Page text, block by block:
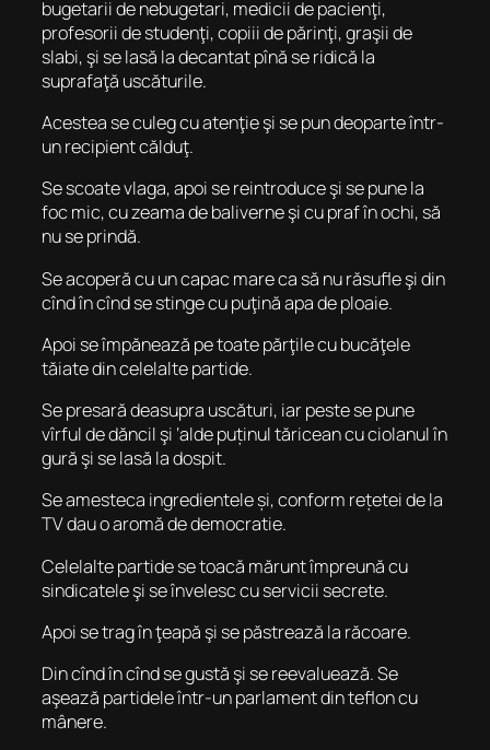
bugetarii de nebugetari, medicii de pacienţi,
profesorii de studenţi, copiii de părinţi, graşii de
slabi, şi se lasă la decantat pînă se ridică la
suprafaţă uscăturile.
Acestea se culeg cu atenţie şi se pun deoparte într-
un recipient călduţ.
Se scoate vlaga, apoi se reintroduce şi se pune la
foc mic, cu zeama de baliverne şi cu praf în ochi, să
nu se prindă.
Se acoperă cu un capac mare ca să nu răsufle şi din
cînd în cînd se stinge cu puţină apa de ploaie.
Apoi se împănează pe toate părţile cu bucăţele
tăiate din celelalte partide.
Se presară deasupra uscături, iar peste se pune
vîrful de dăncil şi ‘alde puținul tăricean cu ciolanul în
gură şi se lasă la dospit.
Se amesteca ingredientele și, conform rețetei de la
TV dau o aromă de democratie.
Celelalte partide se toacă mărunt împreună cu
sindicatele şi se învelesc cu servicii secrete.
Apoi se trag în ţeapă şi se păstrează la răcoare.
Din cînd în cînd se gustă şi se reevaluează. Se
aşează partidele într-un parlament din teflon cu
mânere.